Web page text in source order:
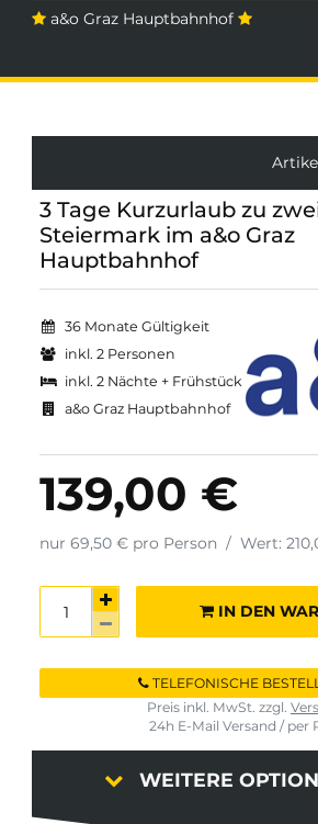
a&o Graz Hauptbahnhof
3 Tage Kurzurlaub zu
Steiermark im a&o Graz
Hauptbahnhof
36 Monate Gültigkeit
inkl. 2 Personen
inkl. 2 Nächte + Frühstück
a&o Graz Hauptbahnhof
139,00 €
nur 69,50 € pro Person / Wert:
IN DEN
TELEFONISCHE
Preis inkl. MwSt. zzgl.
24h E-Mail Versand / per
WEITERE